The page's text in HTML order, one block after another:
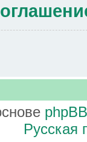
phpBB
Русская